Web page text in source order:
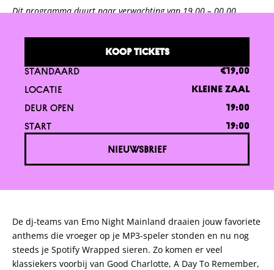
Dit programma duurt naar verwachting van 19.00 – 00.00
KOOP TICKETS
STANDAARD €19,00
LOCATIE KLEINE ZAAL
DEUR OPEN 19:00
START 19:00
NIEUWSBRIEF
De dj-teams van Emo Night Mainland draaien jouw favoriete
anthems die vroeger op je MP3-speler stonden en nu nog
steeds je Spotify Wrapped sieren. Zo komen er veel
klassiekers voorbij van Good Charlotte, A Day To Remember,